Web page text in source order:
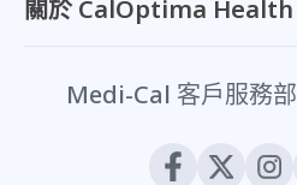
關於 CalOptima Health
Medi-Cal 客戶服務部